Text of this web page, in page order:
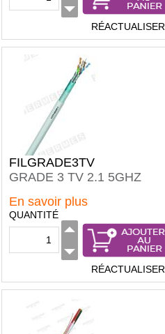
RÉACTUALISER
FILGRADE3TV
GRADE 3 TV 2.1 5GHZ
En savoir plus
QUANTITÉ
RÉACTUALISER